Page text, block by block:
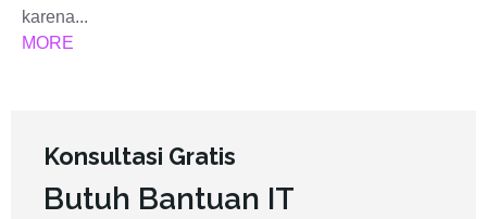
karena...
MORE
Konsultasi Gratis
Butuh Bantuan IT